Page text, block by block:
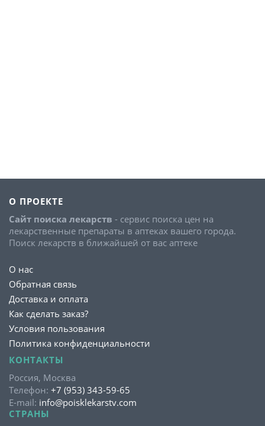
О ПРОЕКТЕ
Сайт поиска лекарств - сервис поиска цен на
лекарственные препараты в аптеках вашего города.
Поиск лекарств в ближайшей от вас аптеке
О нас
Обратная связь
Доставка и оплата
Как сделать заказ?
Условия пользования
Политика конфиденциальности
КОНТАКТЫ
Россия, Москва
Телефон: +7 (953) 343-59-65
E-mail: info@poisklekarstv.com
СТРАНЫ